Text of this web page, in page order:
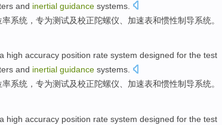
and inertial guidance systems
率系统 ， 专为测试及校正陀螺仪 加速表和惯性制导系统。
a high accuracy position rate system designed for the test
and inertial guidance systems.
率系统 ， 专为测试及校正陀螺仪、 加速表和惯性制导系统。
a high accuracy position rate system designed for the test